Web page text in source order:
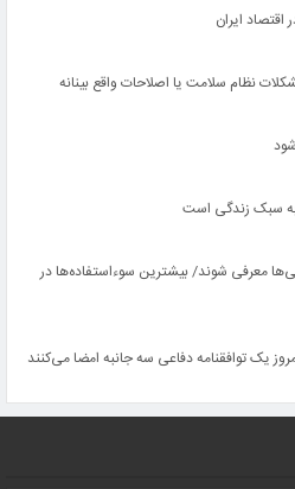
گرانی دوباره شیر خام
رانندگی
ایران
نظام سلامت یا اصلاحات واقع بینانه
سبک زندگی است
معرفی شوند/ بیشترین سوءاستفاده‌ها در
یک توافقنامه دفاعی سه جانبه امضا می‌کنند